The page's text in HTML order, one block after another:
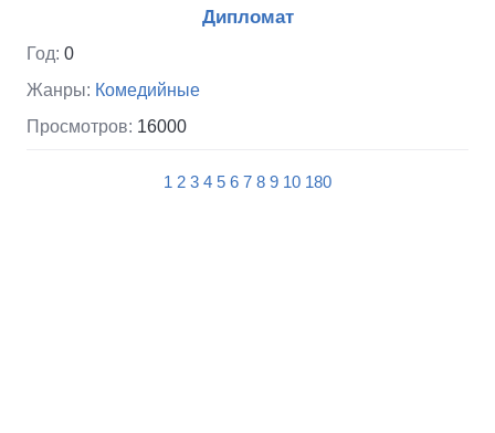
Дипломат
Год: 0
Жанры: Комедийные
Просмотров: 16000
1 2 3 4 5 6 7 8 9 10 180